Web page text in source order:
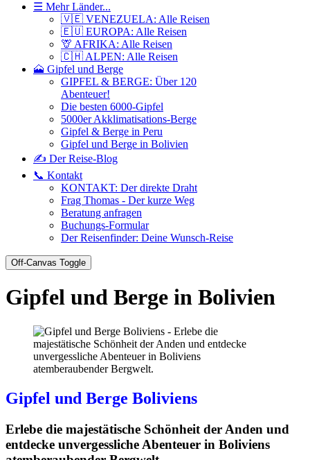
☰ Mehr Länder...
🇻🇪 VENEZUELA: Alle Reisen
🇪🇺 EUROPA: Alle Reisen
🦒 AFRIKA: Alle Reisen
🇨🇭 ALPEN: Alle Reisen
🗻 Gipfel und Berge
GIPFEL & BERGE: Über 120
Abenteuer!
Die besten 6000-Gipfel
5000er Akklimatisations-Berge
Gipfel & Berge in Peru
Gipfel und Berge in Bolivien
✍️ Der Reise-Blog
📞 Kontakt
KONTAKT: Der direkte Draht
Frag Thomas - Der kurze Weg
Beratung anfragen
Buchungs-Formular
Der Reisenfinder: Deine Wunsch-Reise
Off-Canvas Toggle
Gipfel und Berge in Bolivien
Gipfel und Berge Boliviens
Erlebe die majestätische Schönheit der Anden und
entdecke unvergessliche Abenteuer in Boliviens